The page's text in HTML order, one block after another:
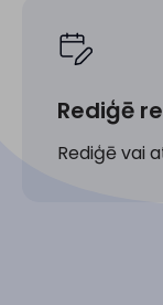
Rediģē
Rediģē vai